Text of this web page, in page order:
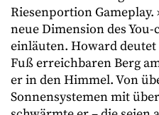
Riesenportion
neue Dimension des
einläuten. Howard
Fuß erreichbaren Berg
er in den Himmel. Von
Sonnensystemen mit